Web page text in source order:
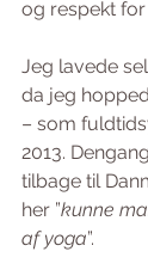
og respekt
Jeg lavede
da jeg
– som
2013.
tilbage til
her ”kunne
af yoga”.